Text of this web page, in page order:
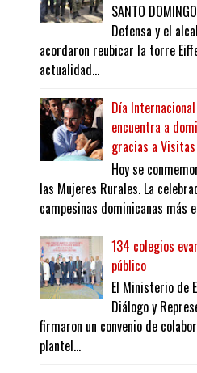
SANTO
Defensa y el
acordaron reubicar la torre
actualidad...
Día
encuentra a
gracias a
Hoy se
las Mujeres Rurales. La
campesinas dominicanas más
134 colegios
público
El Ministerio de
Diálogo y
firmaron un convenio de
plantel...